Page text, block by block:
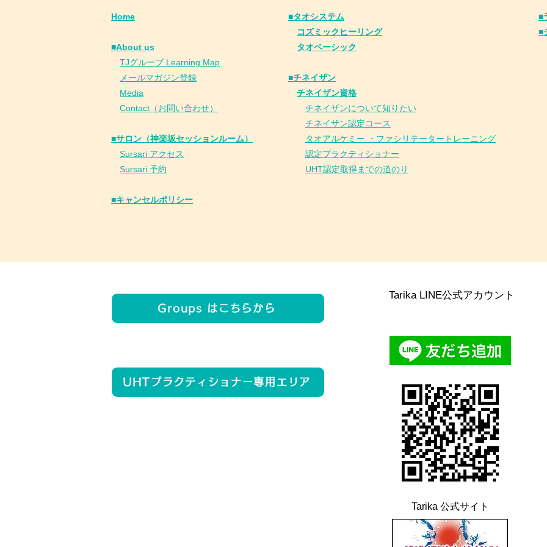
Home
■About us
TJグループ Learning Map
メールマガジン登録
Media
Contact（お問い合わせ）
■サロン（神楽坂セッションルーム）
Sursari アクセス
Sursari 予約
​■キャンセルポリシー
■タオシステム
コズミックヒーリング
タオベーシック
■チネイザン
チネイザン資格
チネイザンについて知りたい
チネイザン認定コース
タオアルケミー ・ファシリテータートレーニング
認定プラクティショナー
UHT認定取得までの道のり
■
■
Groups はこちらから
UHTプラクティショナー専用エリア
Tarika LINE公式アカウント
Tarika 公式サイト